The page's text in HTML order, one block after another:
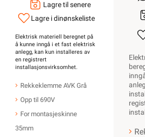
Lagre til senere
Lagre i dinønskeliste
Elektrisk materiell beregnet på
å kunne inngå i et fast elektrisk
anlegg, kan kun installeres av
en registrert
installasjonsvirksomhet.
Rekkeklemme AVK Grå
Opp til 690V
For montasjeskinne
35mm